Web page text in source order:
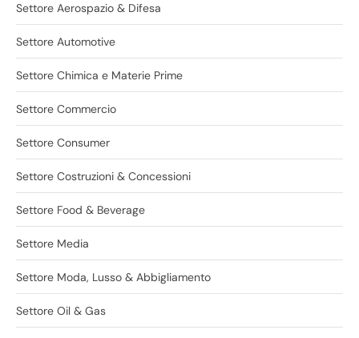
Settore Aerospazio & Difesa
Settore Automotive
Settore Chimica e Materie Prime
Settore Commercio
Settore Consumer
Settore Costruzioni & Concessioni
Settore Food & Beverage
Settore Media
Settore Moda, Lusso & Abbigliamento
Settore Oil & Gas